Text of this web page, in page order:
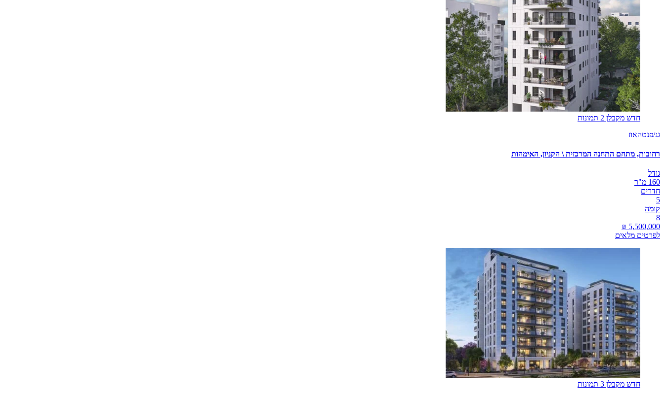
חדש מקבלן 2 תמונות
גג/פנטהאוז
רחובות, מתחם התחנה המרכזית \ הקניון, האימהות
גודל
160 מ"ר
חדרים
5
קומה
8
לפרטים מלאים
חדש מקבלן 3 תמונות